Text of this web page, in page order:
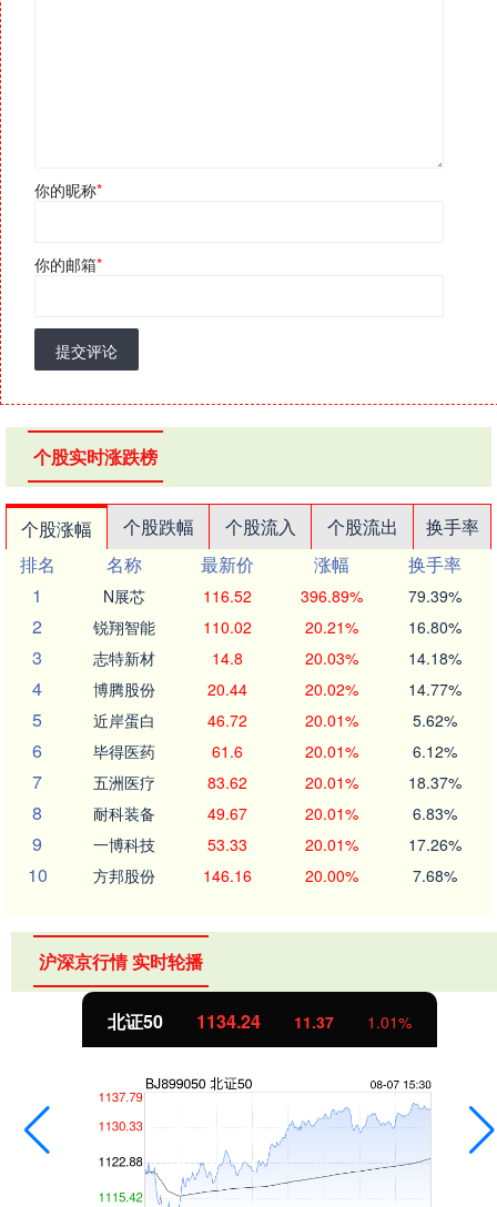
你的昵称*
你的邮箱*
提交评论
个股实时涨跌榜
个股涨幅 个股跌幅 个股流入 个股流出
换手率
排名
名称 最新价 涨幅
换手率
1
N展芯 116.52 396.89% 79.39%
2 锐翔智能 110.02 20.21% 16.80%
3 志特新材 14.8 20.03% 14.18%
4 博腾股份 20.44 20.02% 14.77%
5 近岸蛋白 46.72 20.01% 5.62%
6 毕得医药 61.6 20.01% 6.12%
7 五洲医疗 83.62 20.01% 18.37%
8 耐科装备 49.67 20.01% 6.83%
9 一博科技 53.33 20.01% 17.26%
10 方邦股份 146.16 20.00% 7.68%
沪深京行情 实时轮播
北证50 1134.24 11.37 1.01%